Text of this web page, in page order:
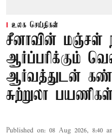
உலக செய்திகள்
சீனாவின் மஞ்சள்
ஆர்ப்பரிக்கும்
ஆர்வத்துடன்
சுற்றுலா
Published on: 08 Aug 2026, 8:40